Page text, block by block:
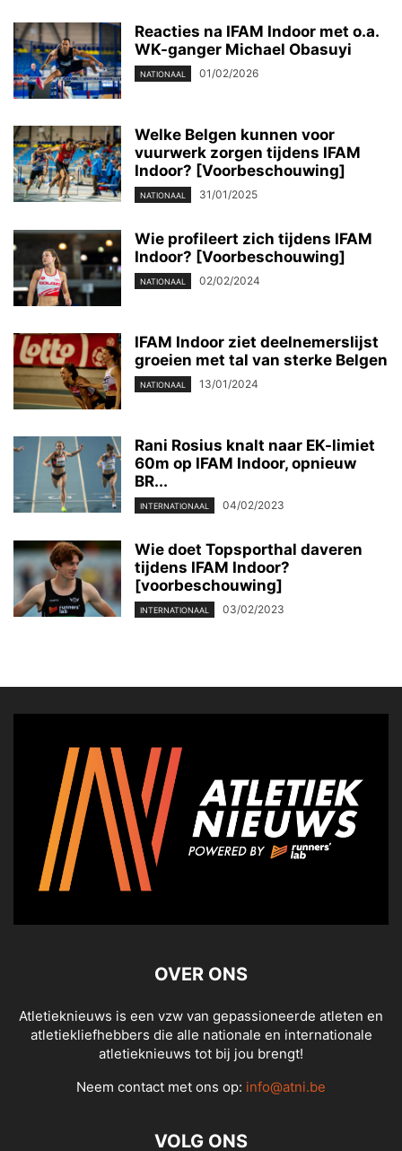
Reacties na IFAM Indoor met o.a.
WK-ganger Michael Obasuyi
NATIONAAL 01/02/2026
Welke Belgen kunnen voor
vuurwerk zorgen tijdens IFAM
Indoor? [Voorbeschouwing]
NATIONAAL 31/01/2025
Wie profileert zich tijdens IFAM
Indoor? [Voorbeschouwing]
NATIONAAL 02/02/2024
IFAM Indoor ziet deelnemerslijst
groeien met tal van sterke Belgen
NATIONAAL 13/01/2024
Rani Rosius knalt naar EK-limiet
60m op IFAM Indoor, opnieuw
BR...
INTERNATIONAAL 04/02/2023
Wie doet Topsporthal daveren
tijdens IFAM Indoor?
[voorbeschouwing]
INTERNATIONAAL 03/02/2023
OVER ONS
Atletieknieuws is een vzw van gepassioneerde atleten en
atletiekliefhebbers die alle nationale en internationale
atletieknieuws tot bij jou brengt!
Neem contact met ons op: info@atni.be
VOLG ONS